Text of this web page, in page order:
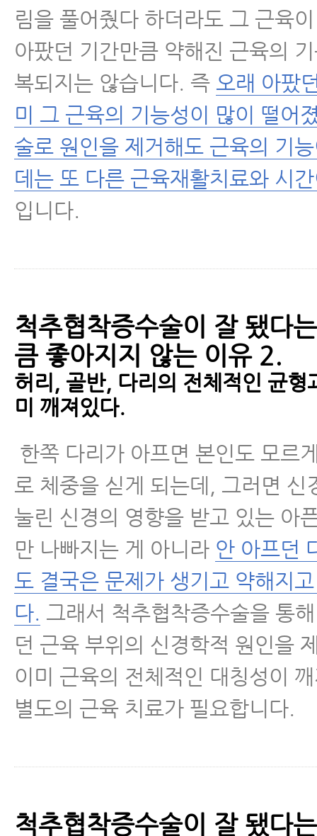
림을 풀어줬다 하더라도 그 근육
아팠던 기간만큼 약해진 근육의
복되지는 않습니다. 즉 오래 아팠
미 그 근육의 기능성이 많이 떨어
술로 원인을 제거해도 근육의 기
데는 또 다른 근육재활치료와 시
입니다.
척추협착증수술이 잘 됐다
큼 좋아지지 않는 이유 2.
허리, 골반, 다리의 전체적인 균형
미 깨져있다.
한쪽 다리가 아프면 본인도 모르
로 체중을 싣게 되는데, 그러면 신
눌린 신경의 영향을 받고 있는 아
만 나빠지는 게 아니라 안 아프던
도 결국은 문제가 생기고 약해지
다. 그래서 척추협착증수술을 통
던 근육 부위의 신경학적 원인을
이미 근육의 전체적인 대칭성이
별도의 근육 치료가 필요합니다.
척추협착증수술이 잘 됐다